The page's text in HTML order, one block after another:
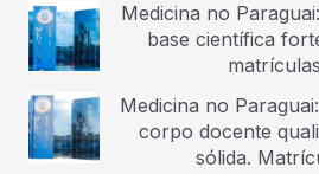
Medicina no
base científica
Medicina no
corpo docente
sólida.